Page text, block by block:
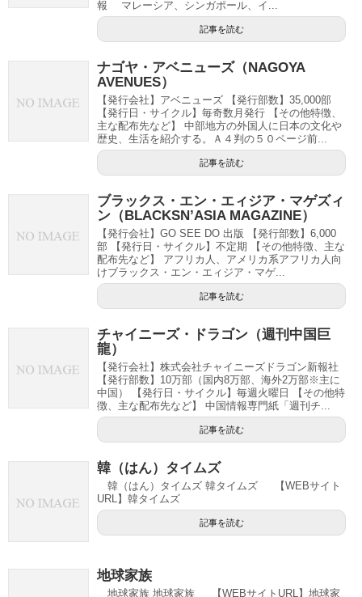
報 マレーシア、シンガポール、イ...
記事を読む
ナゴヤ・アベニューズ（NAGOYA
AVENUES）
【発行会社】アベニューズ 【発行部数】35,000部
【発行日・サイクル】毎奇数月発行 【その他特徴、
主な配布先など】 中部地方の外国人に日本の文化や
歴史、生活を紹介する。Ａ４判の５０ページ前...
記事を読む
ブラックス・エン・エィジア・マゲズィ
ン（BLACKSN’ASIA MAGAZINE）
【発行会社】GO SEE DO 出版 【発行部数】6,000
部 【発行日・サイクル】不定期 【その他特徴、主な
配布先など】 アフリカ人、アメリカ系アフリカ人向
けブラックス・エン・エィジア・マゲ...
記事を読む
チャイニーズ・ドラゴン（週刊中国巨
龍）
【発行会社】株式会社チャイニーズドラゴン新報社
【発行部数】10万部（国内8万部、海外2万部※主に
中国） 【発行日・サイクル】毎週火曜日 【その他特
徴、主な配布先など】 中国情報専門紙「週刊チ...
記事を読む
韓（はん）タイムズ
韓（はん）タイムズ 韓タイムズ 【WEBサイト
URL】韓タイムズ
記事を読む
地球家族
地球家族 地球家族 【WEBサイトURL】地球家